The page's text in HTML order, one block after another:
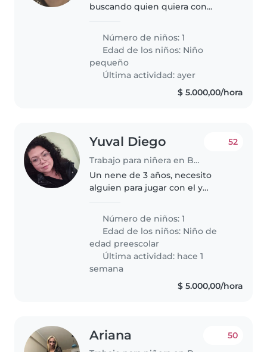
buscando quien quiera con
Ana de 2 años
Número de niños: 1
Edad de los niños: Niño
pequeño
Última actividad: ayer
$ 5.000,00/hora
Yuval Diego
Trabajo para niñera en Buenos Aires
52
Un nene de 3 años, necesito
alguien para jugar con el y
Número de niños: 1
Edad de los niños: Niño de
edad preescolar
Última actividad: hace 1
semana
$ 5.000,00/hora
Ariana 50